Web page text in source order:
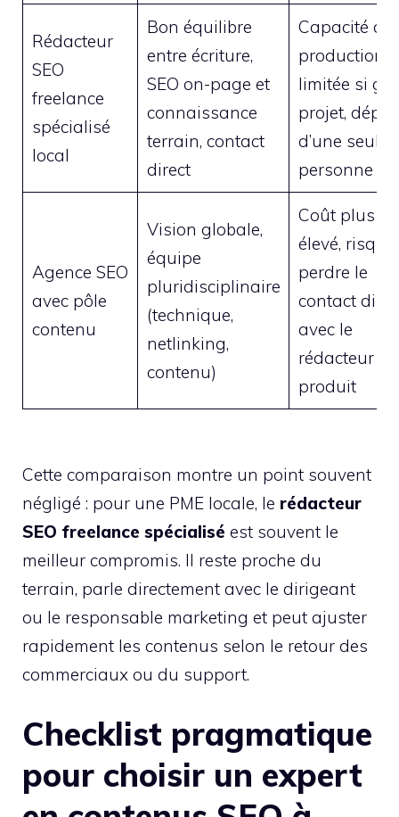
Rédacteur
SEO
freelance
spécialisé
local
Bon équilibre
entre écriture,
SEO on-page et
connaissance
terrain, contact
direct
Capacité de
production
limitée si
projet,
d’une seule
personne
Agence SEO
avec pôle
contenu
Vision globale,
équipe
pluridisciplinaire
(technique,
netlinking,
contenu)
Coût plus
élevé,
perdre le
contact
avec le
rédacteur
produit
Cette comparaison montre un point souvent
négligé : pour une PME locale, le rédacteur
SEO freelance spécialisé est souvent le
meilleur compromis. Il reste proche du
terrain, parle directement avec le dirigeant
ou le responsable marketing et peut ajuster
rapidement les contenus selon le retour des
commerciaux ou du support.
Checklist pragmatique
pour choisir un expert